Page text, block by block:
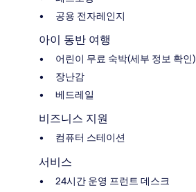
공용 전자레인지
아이 동반 여행
어린이 무료 숙박(세부 정보 확인)
장난감
베드레일
비즈니스 지원
컴퓨터 스테이션
서비스
24시간 운영 프런트 데스크